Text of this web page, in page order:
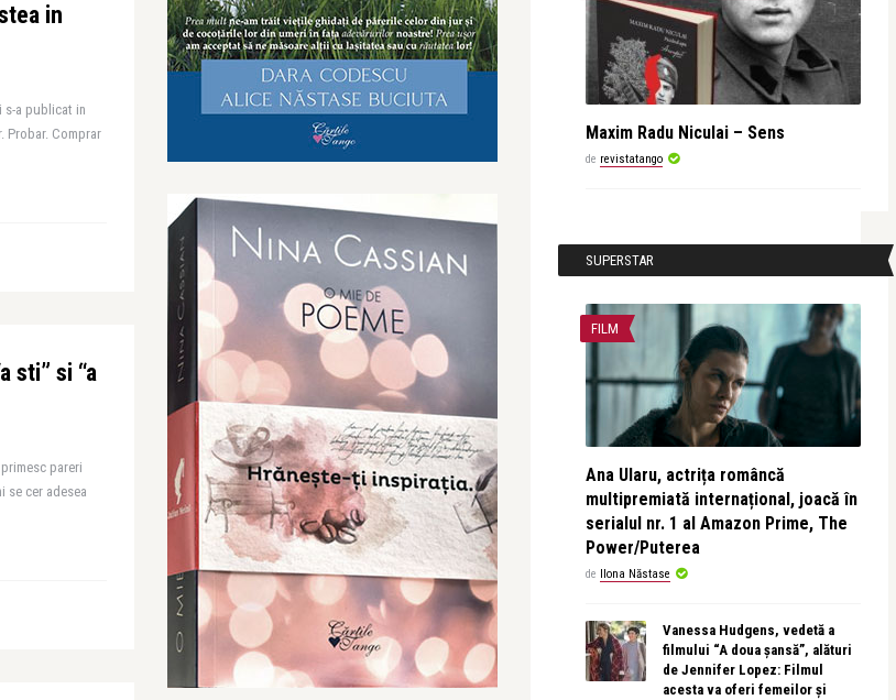
in
s-a publicat in
Probar. Comprar
sti” si “a
pareri
se cer adesea
Maxim Radu Niculai – Sens
de revistatango
SUPERSTAR
FILM
Ana Ularu, actrița româncă
multipremiată internațional, joacă în
serialul nr. 1 al Amazon Prime, The
Power/Puterea
de Ilona Năstase
Vanessa Hudgens, vedetă a
filmului “A doua șansă”, alături
de Jennifer Lopez: Filmul
acesta va oferi femeilor și